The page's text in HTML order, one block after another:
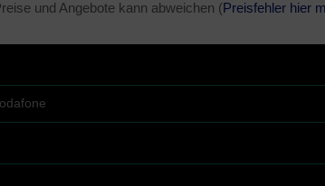
und Angebote kann abweichen (Preisfehler hier